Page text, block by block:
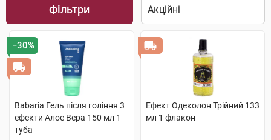
Фільтри
−30%
Babaria Гель після гоління 3
ефекти Алое Вера 150 мл 1
туба
Ефект Одеколон Трійний 133
мл 1 флакон